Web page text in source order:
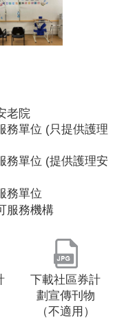
老院
務單位 (只提供護理
務單位 (提供護理安
務單位
服務機構
下載社區券計
劃宣傳刊物
（不適用）